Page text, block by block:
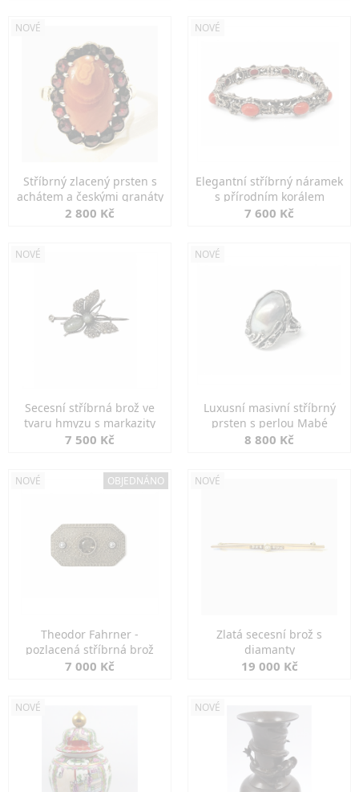
NOVÉ
Stříbrný zlacený prsten s
achátem a českými granáty
2 800 Kč
NOVÉ
Elegantní stříbrný náramek
s přírodním korálem
7 600 Kč
NOVÉ
Secesní stříbrná brož ve
tvaru hmyzu s markazity
7 500 Kč
NOVÉ
Luxusní masivní stříbrný
prsten s perlou Mabé
8 800 Kč
NOVÉ OBJEDNÁNO
Theodor Fahrner -
pozlacená stříbrná brož
7 000 Kč
NOVÉ
Zlatá secesní brož s
diamanty
19 000 Kč
NOVÉ NOVÉ